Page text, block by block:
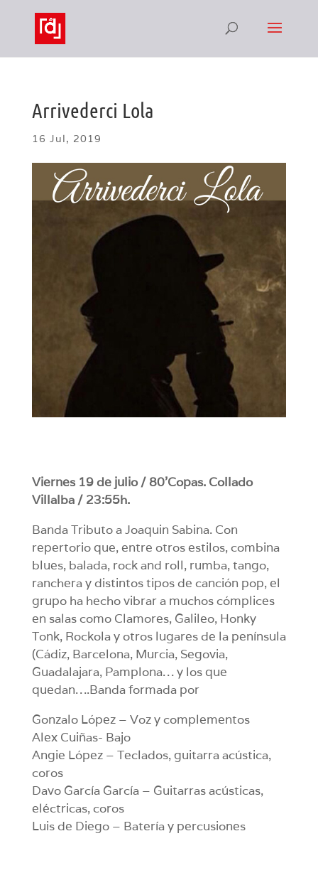
Arrivederci Lola
16 Jul, 2019
Viernes 19 de julio / 80’Copas. Collado
Villalba / 23:55h.
Banda Tributo a Joaquin Sabina. Con
repertorio que, entre otros estilos, combina
blues, balada, rock and roll, rumba, tango,
ranchera y distintos tipos de canción pop, el
grupo ha hecho vibrar a muchos cómplices
en salas como Clamores, Galileo, Honky
Tonk, Rockola y otros lugares de la península
(Cádiz, Barcelona, Murcia, Segovia,
Guadalajara, Pamplona… y los que
quedan….Banda formada por
Gonzalo López – Voz y complementos
Alex Cuiñas- Bajo
Angie López – Teclados, guitarra acústica,
coros
Davo García García – Guitarras acústicas,
eléctricas, coros
Luis de Diego – Batería y percusiones